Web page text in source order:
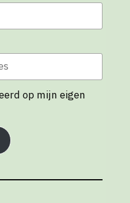
op mijn eigen